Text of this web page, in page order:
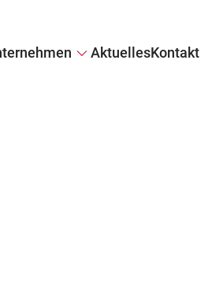
AktuellesKontakt